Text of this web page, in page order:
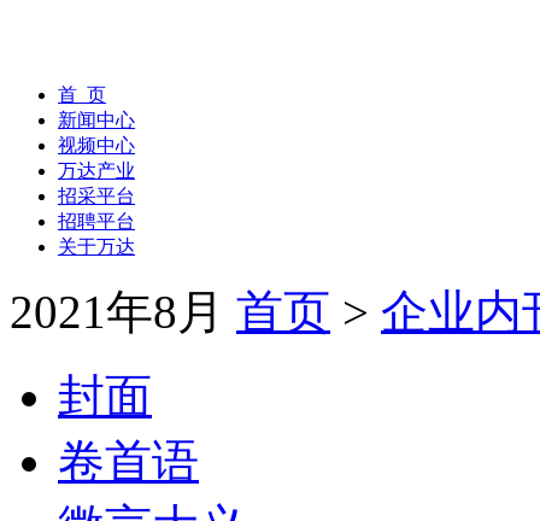
首 页
新闻中心
视频中心
万达产业
招采平台
招聘平台
关于万达
2021年8月 首页 > 企业内
封面
卷首语